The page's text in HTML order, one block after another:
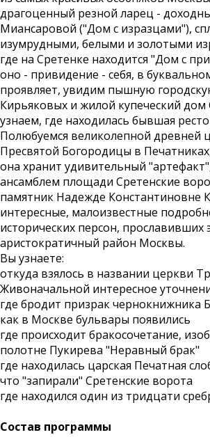
драгоценный резной ларец -
Миансаровой ("Дом с изразцами"),
изумрудными, белыми и золотыми
где на Сретенке находится "Дом с
оно - привидение - себя, в
проявляет, увидим пышную
Кирьяковых и жилой купеческий
узнаем, где находилась бывшая
Полюбуемся великолепной древней
Пресвятой Богородицы в
она хранит удивительный
ансамблем площади Сретенские
памятник Надежде Константиновне
интересные, малоизвестные
исторических персон, прославивших
аристократичный район Москвы.
Вы узнаете:
откуда взялось в названии церкви
Живоначальной интересное
где бродит призрак чернокнижника
как в Москве бульвары появились
где происходит бракосочетание,
полотне Пукирева "Неравный брак"
где находилась царская Печатная
что "запирали" Сретенские ворота
где находился один из тридцати
Состав программы